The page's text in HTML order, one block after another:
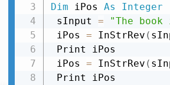
Dim iPos As
Integer
sInput =
"The
iPos = InStrRev (
iPos = InStrRev (